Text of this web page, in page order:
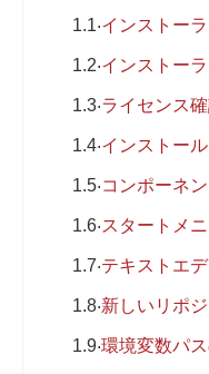
1.1インストー
1.2インストー
1.3ライセンス
1.4インストー
1.5コンポーネ
1.6スタートメ
1.7テキストエ
1.8新しいリポ
1.9環境変数パ